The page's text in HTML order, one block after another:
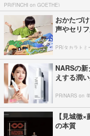
PR(FINCHI on GOETHE)
おかたづ
声やセリ
PR(タカラト
NARSの
えする潤
PR(NARS on
【見城徹
の本質